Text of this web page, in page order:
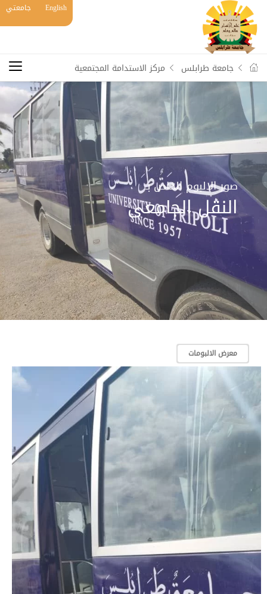
English جامعتي
جامعة طرابلس مركز الاستدامة المجتمعية
صور الالبوم الخاص بـ
النقل الجامعى
معرض الالبومات